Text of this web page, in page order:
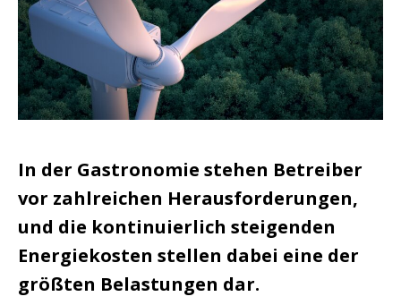
In der Gastronomie stehen Betreiber
vor zahlreichen Herausforderungen,
und die kontinuierlich steigenden
Energiekosten stellen dabei eine der
größten Belastungen dar.